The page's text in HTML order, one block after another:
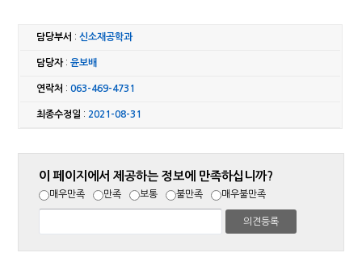
담당부서 :신소재공학과
담당자:윤보배
연락처 :063-469-4731
최종수정일 : 2021-08-31
이 페이지에서 제공하는 정보에 만족하십니까?
매우만족 만족 보통 불만족 매우불만족